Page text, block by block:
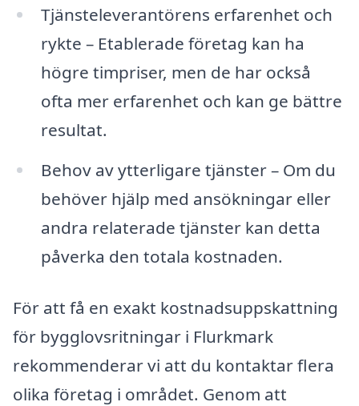
Tjänsteleverantörens erfarenhet och
rykte – Etablerade företag kan ha
högre timpriser, men de har också
ofta mer erfarenhet och kan ge bättre
resultat.
Behov av ytterligare tjänster – Om du
behöver hjälp med ansökningar eller
andra relaterade tjänster kan detta
påverka den totala kostnaden.
För att få en exakt kostnadsuppskattning
för bygglovsritningar i Flurkmark
rekommenderar vi att du kontaktar flera
olika företag i området. Genom att